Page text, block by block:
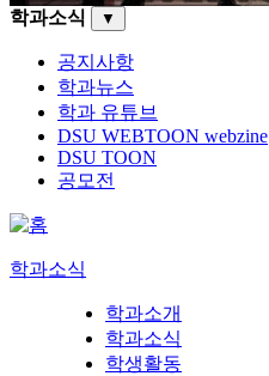
학과소식 ▼
공지사항
학과뉴스
학과 유튜브
DSU WEBTOON webzine
DSU TOON
공모전
학과소식
학과소개
학과소식
학생활동